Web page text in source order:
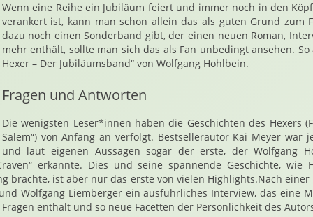
Wenn eine Reihe ein Jubiläum feiert und immer noch in den
verankert ist, kann man schon allein das als guten Grund zum
dazu noch einen Sonderband gibt, der einen neuen Roman,
mehr enthält, sollte man sich das als Fan unbedingt ansehen. So
Hexer – Der Jubiläumsband“ von Wolfgang Hohlbein.
Fragen und Antworten
Die wenigsten Leser*innen haben die Geschichten des Hexers
Salem“) von Anfang an verfolgt. Bestsellerautor Kai Meyer war
und laut eigenen Aussagen sogar der erste, der Wolfgang
erkannte. Dies und seine spannende Geschichte, wie
brachte, ist aber nur das erste von vielen Highlights.Nach
Wolfgang Liemberger ein ausführliches Interview, das eine
enthält und so neue Facetten der Persönlichkeit des